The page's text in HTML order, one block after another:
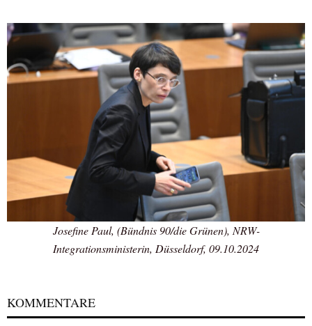
Josefine Paul, (Bündnis 90/die Grünen), NRW-
Integrationsministerin, Düsseldorf, 09.10.2024
KOMMENTARE